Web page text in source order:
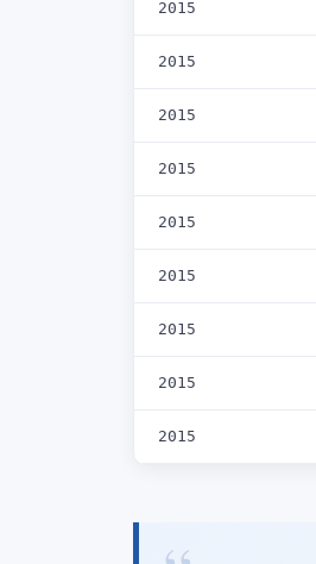
2015
2015
2015
2015
2015
2015
2015
2015
2015